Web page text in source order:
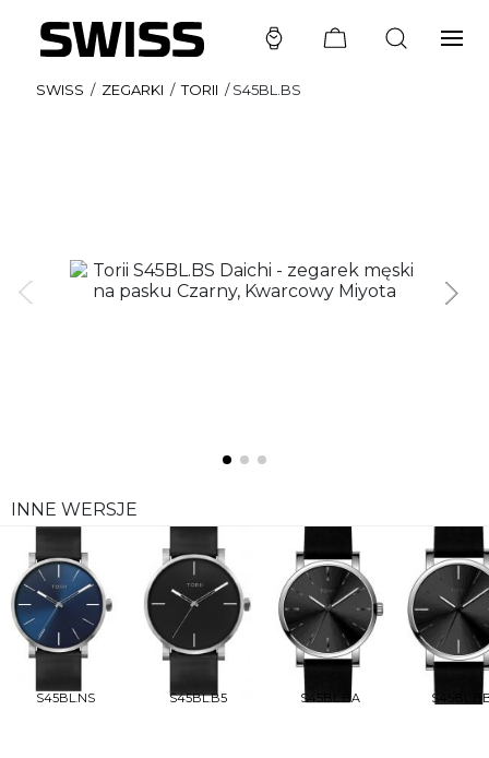
SWISS / ZEGARKI / TORII /S45BL.BS
INNE WERSJE
S45BL.NS S45BL.B5 S45BL.BA